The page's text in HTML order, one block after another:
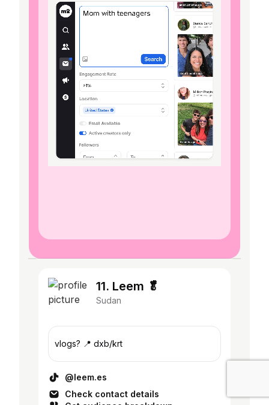
11. Leem 🥬
Sudan
vlogs? 📍 dxb/krt
@leem.es
Check contact details